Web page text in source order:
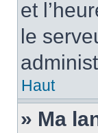
et
le
Haut
» Ma